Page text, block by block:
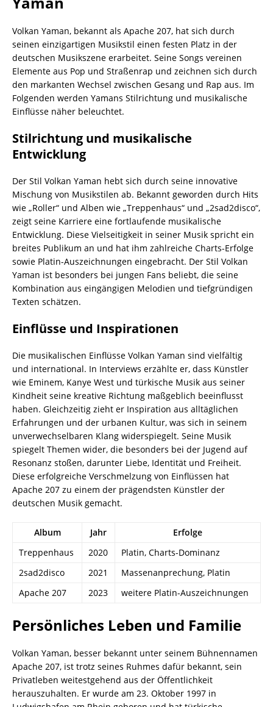
Volkan Yaman, bekannt als Apache 207, hat sich durch
seinen einzigartigen Musikstil einen festen Platz in der
deutschen Musikszene erarbeitet. Seine Songs vereinen
Elemente aus Pop und Straßenrap und zeichnen sich durch
den markanten Wechsel zwischen Gesang und Rap aus. Im
Folgenden werden Yamans Stilrichtung und musikalische
Einflüsse näher beleuchtet.
Stilrichtung und musikalische
Entwicklung
Der Stil Volkan Yaman hebt sich durch seine innovative
Mischung von Musikstilen ab. Bekannt geworden durch Hits
wie „Roller“ und Alben wie „Treppenhaus“ und „2sad2disco“,
zeigt seine Karriere eine fortlaufende musikalische
Entwicklung. Diese Vielseitigkeit in seiner Musik spricht ein
breites Publikum an und hat ihm zahlreiche Charts-Erfolge
sowie Platin-Auszeichnungen eingebracht. Der Stil Volkan
Yaman ist besonders bei jungen Fans beliebt, die seine
Kombination aus eingängigen Melodien und tiefgründigen
Texten schätzen.
Einflüsse und Inspirationen
Die musikalischen Einflüsse Volkan Yaman sind vielfältig
und international. In Interviews erzählte er, dass Künstler
wie Eminem, Kanye West und türkische Musik aus seiner
Kindheit seine kreative Richtung maßgeblich beeinflusst
haben. Gleichzeitig zieht er Inspiration aus alltäglichen
Erfahrungen und der urbanen Kultur, was sich in seinem
unverwechselbaren Klang widerspiegelt. Seine Musik
spiegelt Themen wider, die besonders bei der Jugend auf
Resonanz stoßen, darunter Liebe, Identität und Freiheit.
Diese erfolgreiche Verschmelzung von Einflüssen hat
Apache 207 zu einem der prägendsten Künstler der
deutschen Musik gemacht.
Album Jahr
Erfolge
Treppenhaus
2020
Platin, Charts-Dominanz
2sad2disco
2021
Massenanprechung, Platin
Apache 207
2023 weitere Platin-Auszeichnungen
Persönliches Leben und Familie
Volkan Yaman, besser bekannt unter seinem Bühnennamen
Apache 207, ist trotz seines Ruhmes dafür bekannt, sein
Privatleben weitestgehend aus der Öffentlichkeit
herauszuhalten. Er wurde am 23. Oktober 1997 in